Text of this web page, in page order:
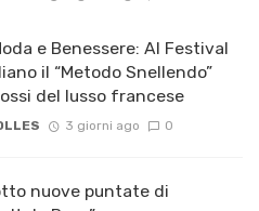
e Benessere: Al Festival
il “Metodo Snellendo”
del lusso francese
3 giorni ago 0
nuove puntate di